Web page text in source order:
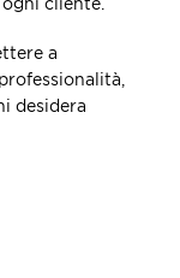
a
desidera